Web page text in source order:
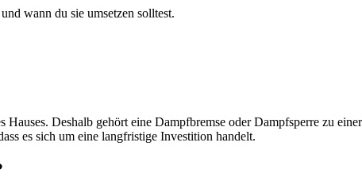
wann du sie umsetzen solltest.
Deshalb gehört eine Dampfbremse oder Dampfsperre zu
es sich um eine langfristige Investition handelt.